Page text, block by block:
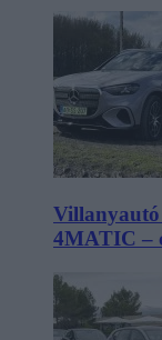
Villanyautó
4MATIC –